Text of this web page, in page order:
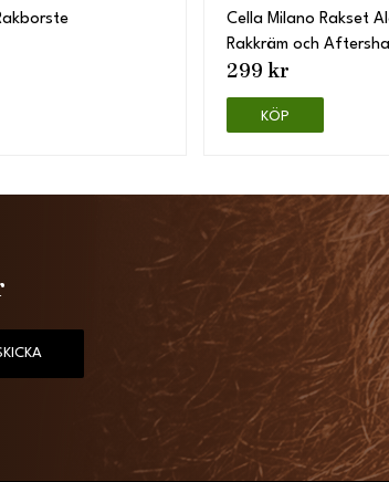
Cella Milano Rakset
Rakkräm och
299 kr
KÖP